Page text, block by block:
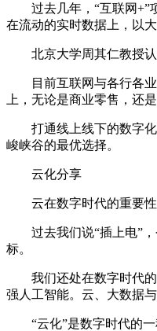
过去几年，“互联网+”项
在流动的实时数据上，以
北京大学周其仁教授认
目前互联网与各行各业
上，无论是商业零售，还
打通线上线下的数字化
峻峡谷的最优选择。
云化分享
云在数字时代的重要性
过去我们说“插上电”，
标。
我们还处在数字时代的
强人工智能。云、大数据
“云化”是数字时代的一